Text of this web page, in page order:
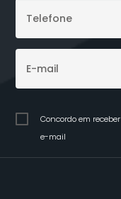
Concordo em
e-mail